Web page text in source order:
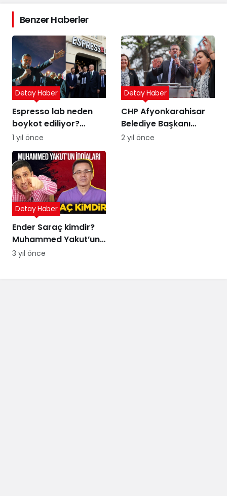
Benzer Haberler
Espresso lab neden
boykot ediliyor?
Espresso Lab sahibi
kim?
Detay Haber
1 yıl önce
CHP Afyonkarahisar
Belediye Başkanı
Adayı Burcu Köksal
Detay Haber
2 yıl önce
Ender Saraç kimdir?
Muhammed Yakut’un
iddialarında adı geçen
Detay Haber
3 yıl önce